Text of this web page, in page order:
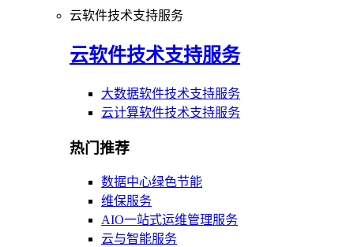
云软件技术支持服务
云软件技术支持服务
大数据软件技术支持服务
云计算软件技术支持服务
热门推荐
数据中心绿色节能
维保服务
AIO一站式运维管理服务
云与智能服务